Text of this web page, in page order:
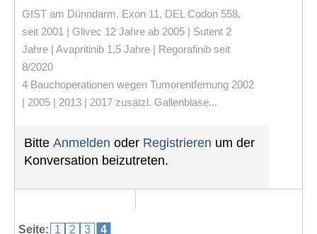
GIST am Dünndarm, Exon 11, DEL Codon 558,
seit 2001 | Glivec 12 Jahre ab 2005 | Sutent 2
Jahre | Avapritinib 1,5 Jahre | Regorafinib seit
8/2020
4 Bauchoperationen wegen Tumorentfernung 2002
| 2005 | 2013 | 2017 zusätzl. Gallenblase...
Bitte Anmelden oder Registrieren um der
Konversation beizutreten.
Seite: 1 2 3 4